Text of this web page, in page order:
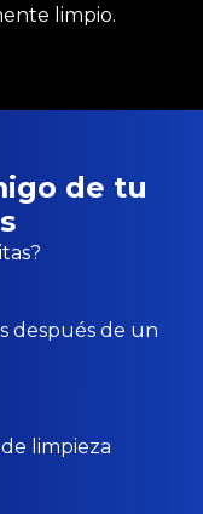
limpio.
de tu
después de un
limpieza